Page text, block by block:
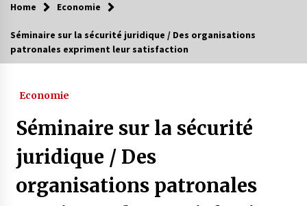
Contes de chez nous
Magie de sorcier
4 ans ago
Oum el Gaïla / L’ogresse du M’zab
4 ans ago
Home Economie
Séminaire sur la sécurité juridique / Des organisations
patronales expriment leur satisfaction
Economie
Séminaire sur la sécurité
juridique / Des
organisations patronales